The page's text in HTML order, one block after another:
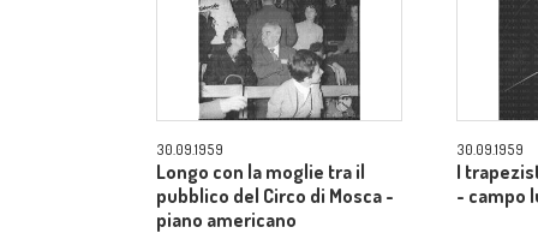
30.09.1959
Longo con la moglie tra il
pubblico del Circo di Mosca -
piano americano
30.09.1959
I
- campo